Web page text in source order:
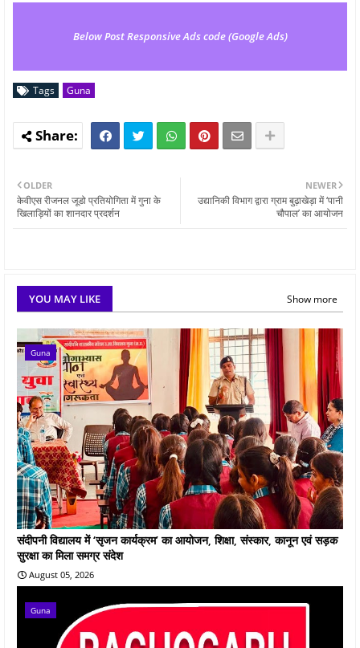
Below Post Responsive Ads code (Google Ads)
Tags Guna
NEWER
उद्यानिकी विभाग द्वारा ग्राम बुढ़ाखेड़ा में ‘पानी
चौपाल’ का आयोजन
OLDER
केवीएस रीजनल जूडो प्रतियोगिता में गुना के
खिलाड़ियों का शानदार प्रदर्शन
YOU MAY LIKE Show more
Guna
संदीपनी विद्यालय में ‘सृजन कार्यक्रम’ का आयोजन, शिक्षा, संस्कार, कानून एवं सड़क
सुरक्षा का मिला समग्र संदेश
August 05, 2026
Guna